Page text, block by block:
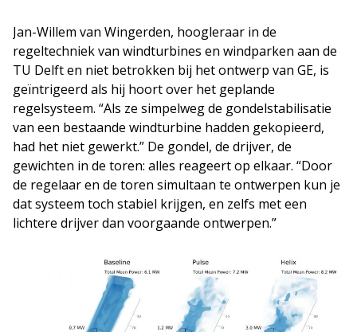
Jan-Willem van Wingerden, hoogleraar in de
regeltechniek van windturbines en windparken aan de
TU Delft en niet betrokken bij het ontwerp van GE, is
geïntrigeerd als hij hoort over het geplande
regelsysteem. “Als ze simpelweg de gondelstabilisatie
van een bestaande windturbine hadden gekopieerd,
had het niet gewerkt.” De gondel, de drijver, de
gewichten in de toren: alles reageert op elkaar. “Door
de regelaar en de toren simultaan te ontwerpen kun je
dat systeem toch stabiel krijgen, en zelfs met een
lichtere drijver dan voorgaande ontwerpen.”